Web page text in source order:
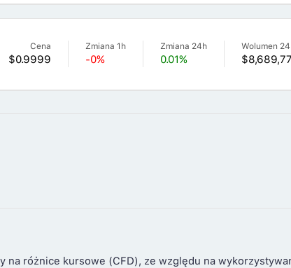
Cena
$0.9999
Zmiana 1h
-0%
Zmiana 24h
0.01%
Wolumen
różnice kursowe (CFD), ze względu na